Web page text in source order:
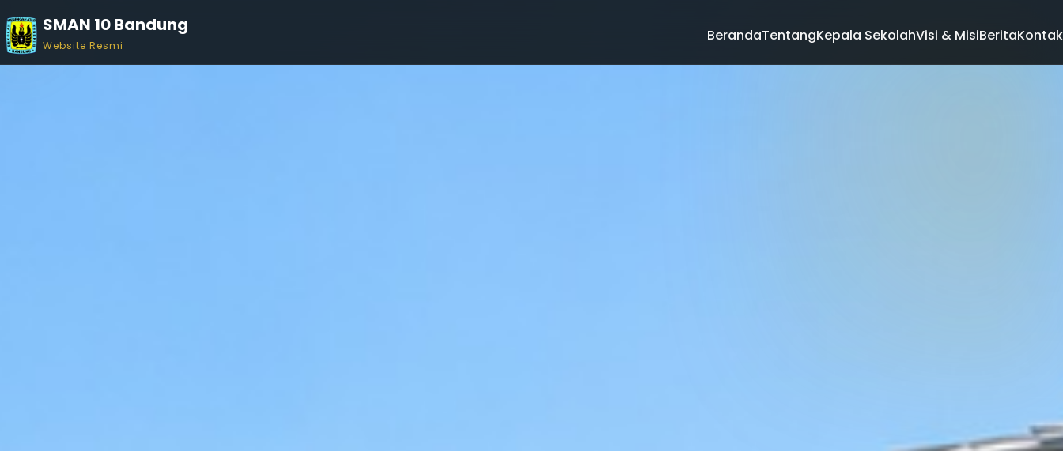
SMAN 10 Bandung
Website Resmi
BerandaTentangKepala SekolahVisi & MisiBeritaKontak